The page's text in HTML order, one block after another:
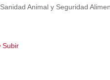
Sanidad Animal y Seguridad
Subir